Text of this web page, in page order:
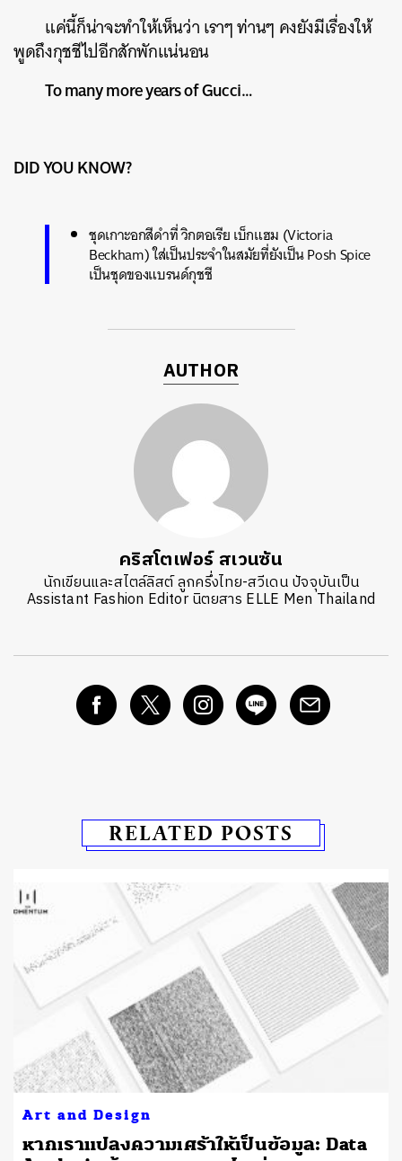
แค่นี้ก็น่าจะทำให้เห็นว่า เราๆ ท่านๆ คงยังมีเรื่องให้
พูดถึงกุชชีไปอีกสักพักแน่นอน
To many more years of Gucci…
DID YOU KNOW?
ชุดเกาะอกสีดำที่ วิกตอเรีย เบ็กแฮม (Victoria
Beckham) ใส่เป็นประจำในสมัยที่ยังเป็น Posh Spice
เป็นชุดของแบรนด์กุชชี
AUTHOR
คริสโตเฟอร์ สเวนซัน
นักเขียนและสไตล์ลิสต์ ลูกครึ่งไทย-สวีเดน ปัจจุบันเป็น
Assistant Fashion Editor นิตยสาร ELLE Men Thailand
RELATED POSTS
Art and Design
หากเราแปลงความเศร้าให้เป็นข้อมูล: Data